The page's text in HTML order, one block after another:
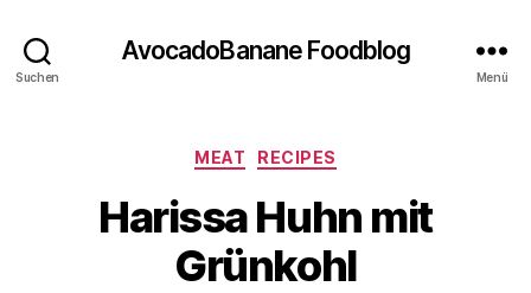
Suchen
AvocadoBanane Foodblog
Menü
Kategorien
MEAT RECIPES
Harissa Huhn mit
Grünkohl